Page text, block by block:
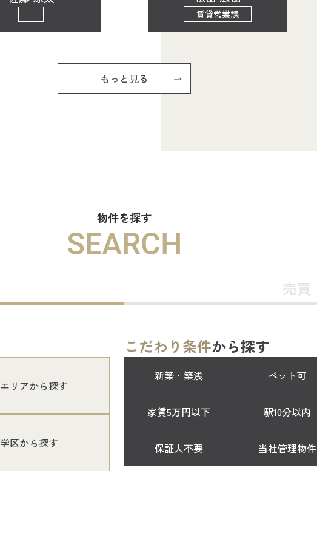
賃貸営業課
もっと見る
物件を探す
SEARCH
売買
エリアから探す
学区から探す
こだわり条件から探す
新築・築浅 ペット可
家賃5万円以下 駅10分以内
保証人不要 当社管理物件